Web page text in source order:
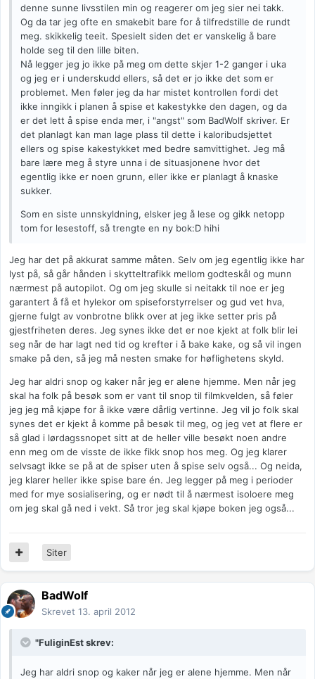
denne sunne livsstilen min og reagerer om jeg sier nei takk.
Og da tar jeg ofte en smakebit bare for å tilfredstille de rundt
meg. skikkelig teeit. Spesielt siden det er vanskelig å bare
holde seg til den lille biten.
Nå legger jeg jo ikke på meg om dette skjer 1-2 ganger i uka
og jeg er i underskudd ellers, så det er jo ikke det som er
problemet. Men føler jeg da har mistet kontrollen fordi det
ikke inngikk i planen å spise et kakestykke den dagen, og da
er det lett å spise enda mer, i "angst" som BadWolf skriver. Er
det planlagt kan man lage plass til dette i kaloribudsjettet
ellers og spise kakestykket med bedre samvittighet. Jeg må
bare lære meg å styre unna i de situasjonene hvor det
egentlig ikke er noen grunn, eller ikke er planlagt å knaske
sukker.
Som en siste unnskyldning, elsker jeg å lese og gikk netopp
tom for lesestoff, så trengte en ny bok:D hihi
Jeg har det på akkurat samme måten. Selv om jeg egentlig ikke har
lyst på, så går hånden i skytteltrafikk mellom godteskål og munn
nærmest på autopilot. Og om jeg skulle si neitakk til noe er jeg
garantert å få et hylekor om spiseforstyrrelser og gud vet hva,
gjerne fulgt av vonbrotne blikk over at jeg ikke setter pris på
gjestfriheten deres. Jeg synes ikke det er noe kjekt at folk blir lei
seg når de har lagt ned tid og krefter i å bake kake, og så vil ingen
smake på den, så jeg må nesten smake for høflighetens skyld.
Jeg har aldri snop og kaker når jeg er alene hjemme. Men når jeg
skal ha folk på besøk som er vant til snop til filmkvelden, så føler
jeg jeg må kjøpe for å ikke være dårlig vertinne. Jeg vil jo folk skal
synes det er kjekt å komme på besøk til meg, og jeg vet at flere er
så glad i lørdagssnopet sitt at de heller ville besøkt noen andre
enn meg om de visste de ikke fikk snop hos meg. Og jeg klarer
selvsagt ikke se på at de spiser uten å spise selv også... Og neida,
jeg klarer heller ikke spise bare én. Jeg legger på meg i perioder
med for mye sosialisering, og er nødt til å nærmest isoloere meg
om jeg skal gå ned i vekt. Så tror jeg skal kjøpe boken jeg også...
Siter
BadWolf
Skrevet 13. april 2012
"FuliginEst skrev:
Jeg har aldri snop og kaker når jeg er alene hjemme. Men når